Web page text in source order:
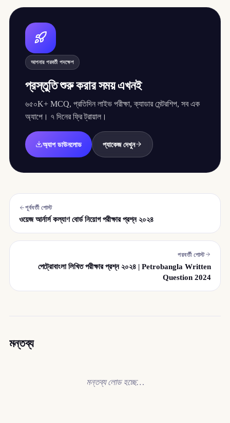
আপনার পরবর্তী পদক্ষেপ
প্রস্তুতি শুরু করার সময় এখনই
৬৫০K+ MCQ, প্রতিদিন লাইভ পরীক্ষা, ক্যাডার মেন্টরশিপ, সব এক
অ্যাপে। ৭ দিনের ফ্রি ট্রায়াল।
অ্যাপ ডাউনলোড প্যাকেজ দেখুন
পূর্ববর্তী পোস্ট
ওয়েজ আর্নার্স কল্যাণ বোর্ড নিয়োগ পরীক্ষার প্রশ্ন ২০২৪
পরবর্তী পোস্ট
পেট্রোবাংলা লিখিত পরীক্ষার প্রশ্ন ২০২৪ | Petrobangla Written
Question 2024
মন্তব্য
মন্তব্য লোড হচ্ছে…